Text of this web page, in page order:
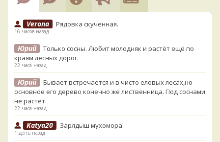
Verona Рядовка скученная.
16 часов назад
Юрий
Только сосны. Любит молодняк и растёт ещё по
краям лесных дорог.
22 часа назад
Юрий
Бывает встречается и в чисто еловых лесах,но
основное его дерево конечно же лиственница. Под соснами
не растёт.
22 часа назад
Katya20 Зарлдыш мухомора.
1 день назад